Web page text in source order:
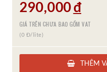
290,000 đ
GIÁ TRÊN CHƯA BAO GỒM VAT
(0 Đ/lite)
THÊM